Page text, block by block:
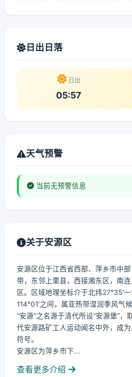
日出日落
日出
05:57
天气预警
当前无预警信息
关于安源区
安源区位于江西省西部、萍乡市中
带，东邻上栗县，西接湘东区，南
区。区域地理坐标介于北纬
114°01′之间，属亚热带湿润季风气
“安源”之名源于清代所设“安源堡”，
代安源路矿工人运动闻名中外，成
符号。
安源区为萍乡市下...
查看更多介绍